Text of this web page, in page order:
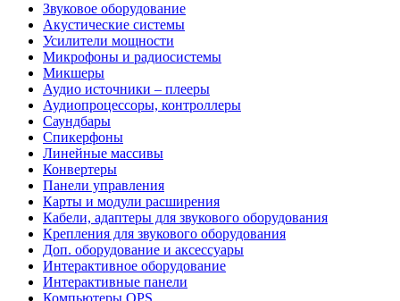
Звуковое оборудование
Акустические системы
Усилители мощности
Микрофоны и радиосистемы
Микшеры
Аудио источники – плееры
Аудиопроцессоры, контроллеры
Саундбары
Спикерфоны
Линейные массивы
Конвертеры
Панели управления
Карты и модули расширения
Кабели, адаптеры для звукового оборудования
Крепления для звукового оборудования
Доп. оборудование и аксессуары
Интерактивное оборудование
Интерактивные панели
Компьютеры OPS